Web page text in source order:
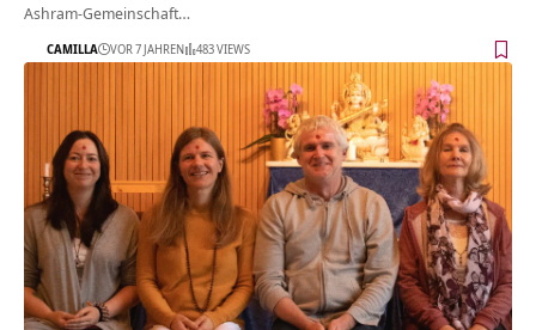
Ashram-Gemeinschaft…
CAMILLA VOR 7 JAHREN 483 VIEWS